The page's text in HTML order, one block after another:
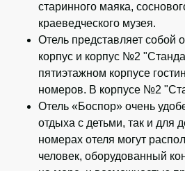
старинного маяка,
краеведческого музея.
Отель представляет собой
корпус и корпус №2
пятиэтажном корпусе
номеров. В корпусе №2
Отель «Боспор» очень
отдыха с детьми, так и для
номерах отеля могут
человек, оборудованный